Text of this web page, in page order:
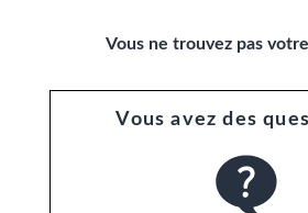
Vous ne trouvez pas
Vous avez des